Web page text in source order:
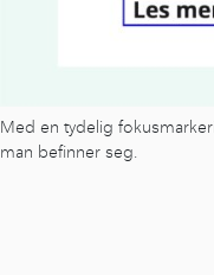
Med en tydelig
man befinner seg.